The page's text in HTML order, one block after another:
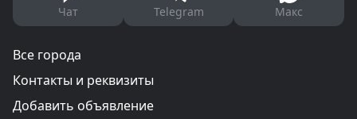
Чат Telegram Макс
Все города
Контакты и реквизиты
Добавить объявление